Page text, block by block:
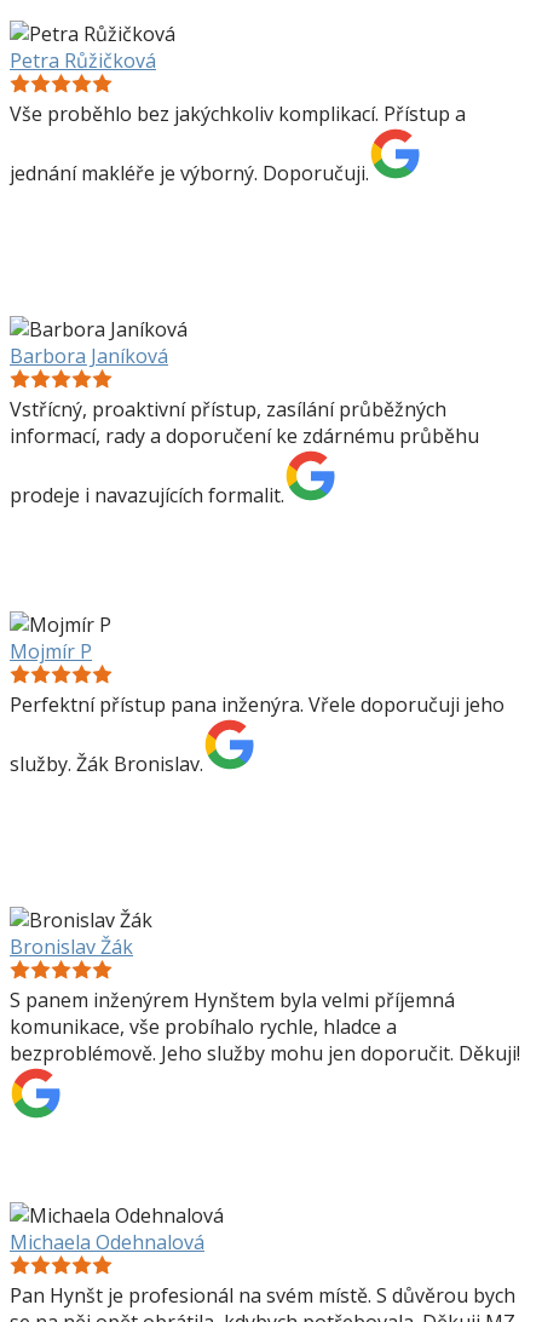
Petra Růžičková
Vše proběhlo bez jakýchkoliv komplikací. Přístup a
jednání makléře je výborný. Doporučuji.
Barbora Janíková
Vstřícný, proaktivní přístup, zasílání průběžných
informací, rady a doporučení ke zdárnému průběhu
prodeje i navazujících formalit.
Mojmír P
Perfektní přístup pana inženýra. Vřele doporučuji jeho
služby. Žák Bronislav.
Bronislav Žák
S panem inženýrem Hynštem byla velmi příjemná
komunikace, vše probíhalo rychle, hladce a
bezproblémově. Jeho služby mohu jen doporučit. Děkuji!
Michaela Odehnalová
Pan Hynšt je profesionál na svém místě. S důvěrou bych